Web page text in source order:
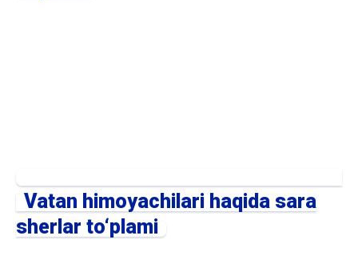
Vatan himoyachilari haqida sara
sherlar to‘plami